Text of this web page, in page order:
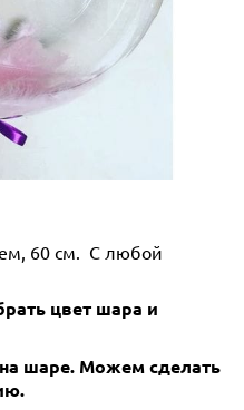
60 см. С любой
цвет шара и
шаре. Можем сделать